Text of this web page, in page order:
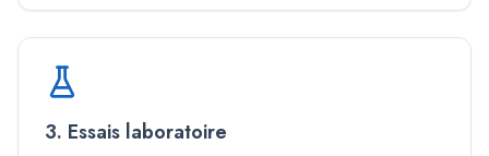
3. Essais laboratoire